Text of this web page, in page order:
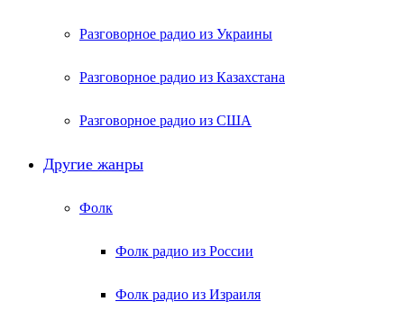
Разговорное радио из Украины
Разговорное радио из Казахстана
Разговорное радио из США
Другие жанры
Фолк
Фолк радио из России
Фолк радио из Израиля